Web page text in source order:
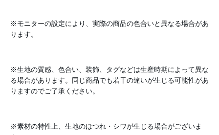
※モニターの設定により、実際の商品の色合いと異なる場合があ
ります。
※生地の質感、色合い、装飾、タグなどは生産時期によって異な
る場合があります。同じ商品でも若干の違いが生じる可能性があ
りますのでご了承ください。
※素材の特性上、生地のほつれ・シワが生じる場合がございま